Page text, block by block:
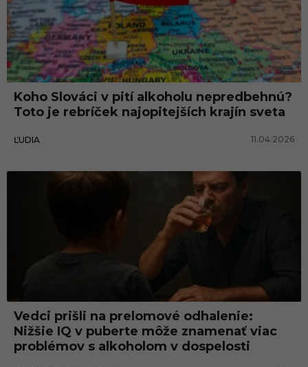
Koho Slováci v pití alkoholu nepredbehnú?
Toto je rebríček najopitejších krajín sveta
ĽUDIA 11.04.2026
Vedci prišli na prelomové odhalenie:
Nižšie IQ v puberte môže znamenať viac
problémov s alkoholom v dospelosti